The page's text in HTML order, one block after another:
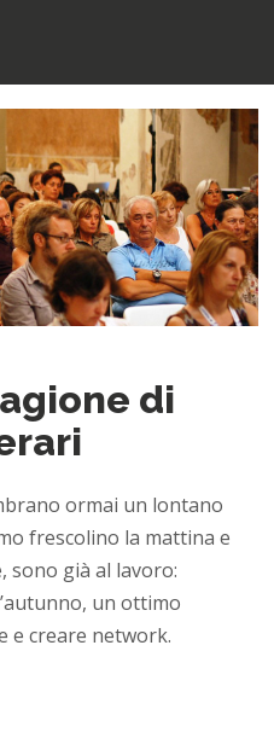
di
ormai un lontano
frescolino la mattina e
già al lavoro:
un ottimo
e creare network.